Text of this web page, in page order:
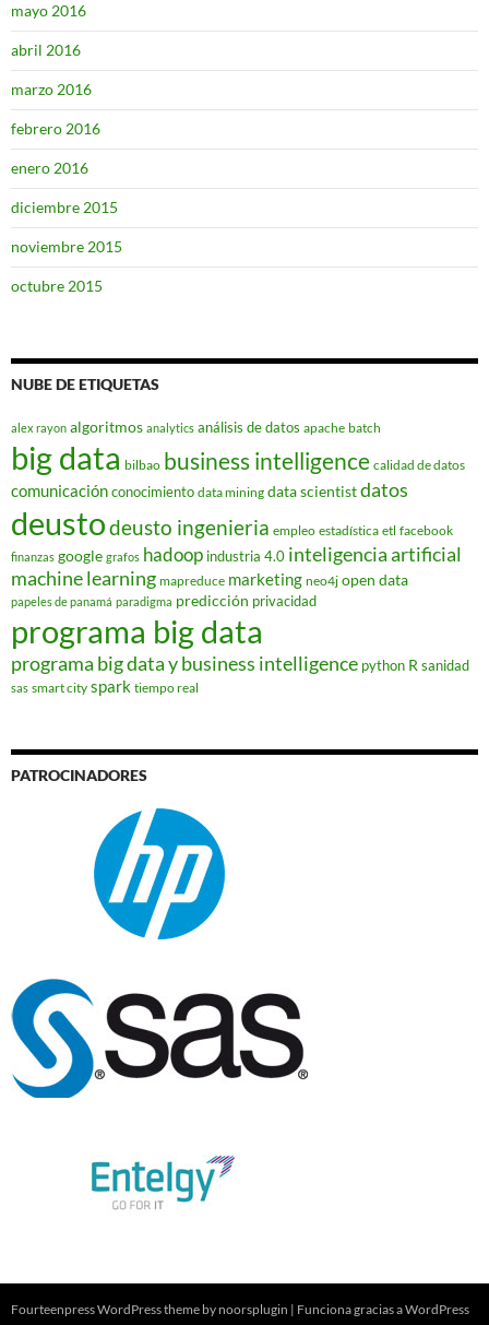
mayo 2016
abril 2016
marzo 2016
febrero 2016
enero 2016
diciembre 2015
noviembre 2015
octubre 2015
NUBE DE ETIQUETAS
alex rayon algoritmos analytics análisis de datos apache batch
big data bilbao business intelligence calidad de datos
comunicaciónconocimiento data mining data scientistdatos
deustodeusto ingenieria empleo estadística etl facebook
finanzas google grafos hadoop industria 4.0 inteligencia artificial
machine learning mapreduce marketing neo4j open data
papeles de panamá paradigma predicción privacidad
programa big data
programa big data y business intelligence python Rsanidad
sas smart city spark tiempo real
PATROCINADORES
Fourteenpress WordPress theme by noorsplugin | Funciona gracias a WordPress